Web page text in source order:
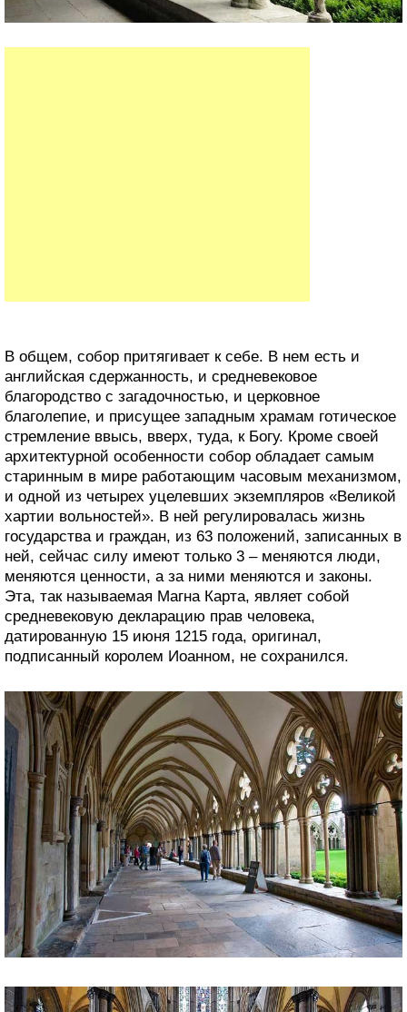
В общем, собор притягивает к себе. В нем есть и
английская сдержанность, и средневековое
благородство с загадочностью, и церковное
благолепие, и присущее западным храмам готическое
стремление ввысь, вверх, туда, к Богу. Кроме своей
архитектурной особенности собор обладает самым
старинным в мире работающим часовым механизмом,
и одной из четырех уцелевших экземпляров «Великой
хартии вольностей». В ней регулировалась жизнь
государства и граждан, из 63 положений, записанных в
ней, сейчас силу имеют только 3 – меняются люди,
меняются ценности, а за ними меняются и законы.
Эта, так называемая Магна Карта, являет собой
средневековую декларацию прав человека,
датированную 15 июня 1215 года, оригинал,
подписанный королем Иоанном, не сохранился.